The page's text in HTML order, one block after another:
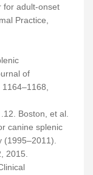
adult‐onset
Practice,
of
Boston, et al.
canine splenic
(1995–2011).
2015.